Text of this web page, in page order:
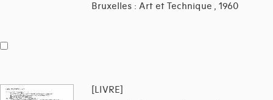
Bruxelles : Art et Technique , 1960
[LIVRE]